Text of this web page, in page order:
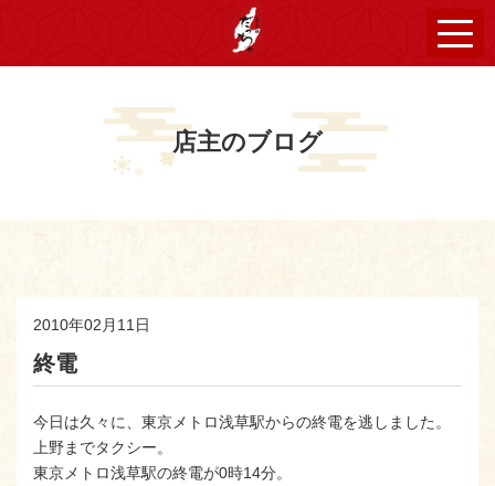
店主のブログ
2010年02月11日
終電
今日は久々に、東京メトロ浅草駅からの終電を逃しました。
上野までタクシー。
東京メトロ浅草駅の終電が0時14分。